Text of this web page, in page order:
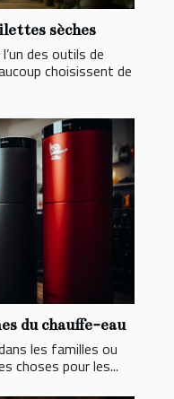
sèches
des outils de
choisissent de
du chauffe-eau
les familles ou
choses pour les...